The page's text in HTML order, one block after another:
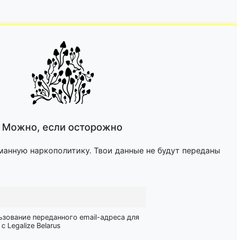
Можно, если осторожно
наркополитику. Твои данные не будут переданы
переданного email-адреса для
Legalize Belarus